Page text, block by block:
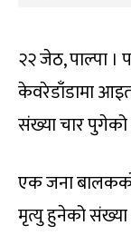
२२ जेठ, पाल्पा ।
केवरेडाँडामा
संख्या चार पुगेको
एक जना
मृत्यु हुनेको संख्या